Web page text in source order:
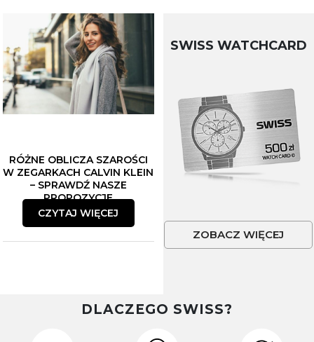
RÓŻNE OBLICZA SZAROŚCI
W ZEGARKACH CALVIN KLEIN
– SPRAWDŹ NASZE
PROPOZYCJE
CZYTAJ WIĘCEJ
SWISS WATCHCARD
ZOBACZ WIĘCEJ
DLACZEGO SWISS?